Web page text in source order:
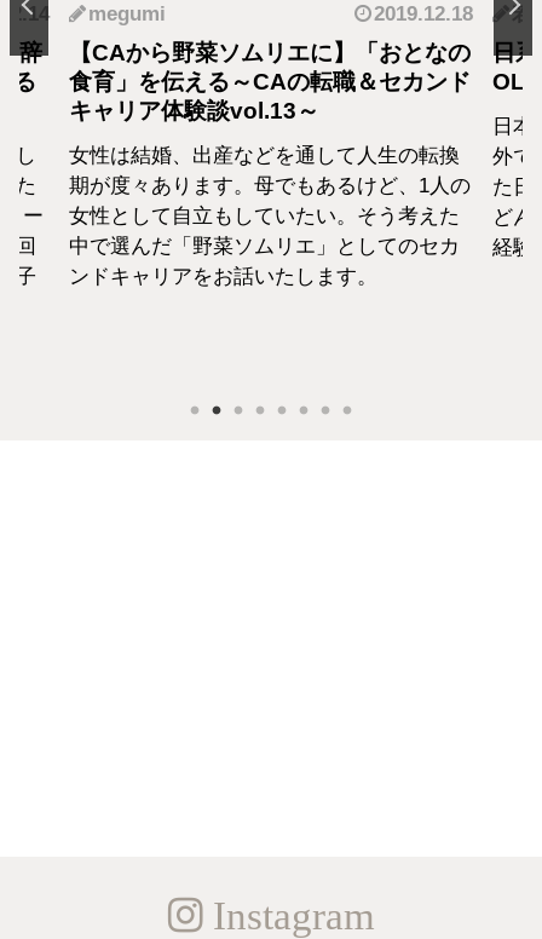
2019.12.18
「おとなの
＆セカンド
人生の転換
けど、1人の
そう考えた
してのセカ
。
日系CAから海外OLに転職！私が海外
OLを目指した理由
日本の会社を辞めていきなり海外OLに！
外で働くなんてハードルが高いと思って
た日系CAが、なぜ海外OLへ転身したのか
どんな想いで海外に飛び出したのか、私
経験をご紹介いたします。
Instagram